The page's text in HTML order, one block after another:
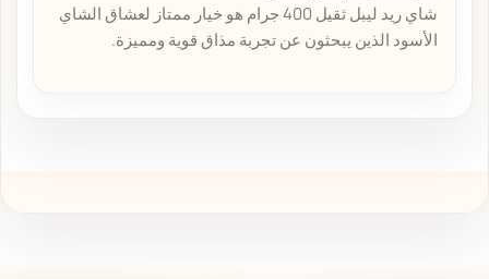
شاي ريد ليبل ثقيل 400 جرام هو خيار ممتاز لعشاق الشاي
الأسود الذين يبحثون عن تجربة مذاق قوية ومميزة.